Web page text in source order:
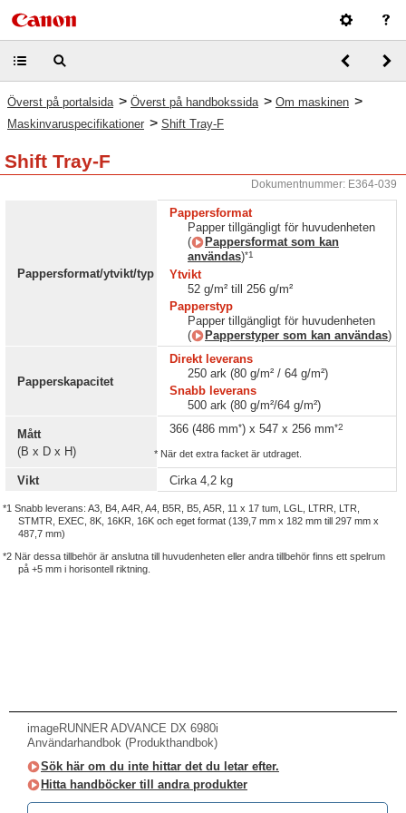
Överst på portalsida > Överst på handbokssida > Om maskinen >
Maskinvaruspecifikationer > Shift Tray-F
Shift Tray-F
Dokumentnummer: E364-039
Pappersformat/ytvikt/typ
Pappersformat
Papper tillgängligt för huvudenheten
(
Pappersformat som kan
användas)*1
Ytvikt
52 g/m² till 256 g/m²
Papperstyp
Papper tillgängligt för huvudenheten
(
Papperstyper som kan användas)
Papperskapacitet
Direkt leverans
250 ark (80 g/m² / 64 g/m²)
Snabb leverans
500 ark (80 g/m²/64 g/m²)
Mått
(B x D x H)
366 (486 mm*) x 547 x 256 mm*2
* När det extra facket är utdraget.
Vikt Cirka 4,2 kg
*1 Snabb leverans: A3, B4, A4R, A4, B5R, B5, A5R, 11 x 17 tum, LGL, LTRR, LTR,
STMTR, EXEC, 8K, 16KR, 16K och eget format (139,7 mm x 182 mm till 297 mm x
487,7 mm)
*2 När dessa tillbehör är anslutna till huvudenheten eller andra tillbehör finns ett spelrum
på +5 mm i horisontell riktning.
imageRUNNER ADVANCE DX 6980i
Användarhandbok (Produkthandbok)
Sök här om du inte hittar det du letar efter.
Hitta handböcker till andra produkter